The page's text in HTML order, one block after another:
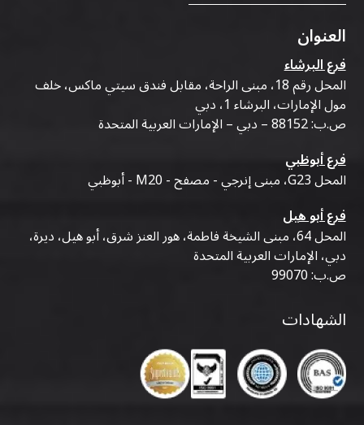
العنوان
فرع البرشاء
المحل رقم 18، مبنى الراحة، مقابل فندق سيتي ماكس، خلف
مول الإمارات، البرشاء 1، دبي
ص.ب: 88152 – دبي – الإمارات العربية المتحدة
فرع أبوظبي
المحل G23، مبنى إنرجي - مصفح - M20 - أبوظبي
فرع أبو هيل
المحل 64، مبنى الشيخة فاطمة، هور العنز شرق، أبو هيل، ديرة،
دبي، الإمارات العربية المتحدة
ص.ب: 99070
الشهادات